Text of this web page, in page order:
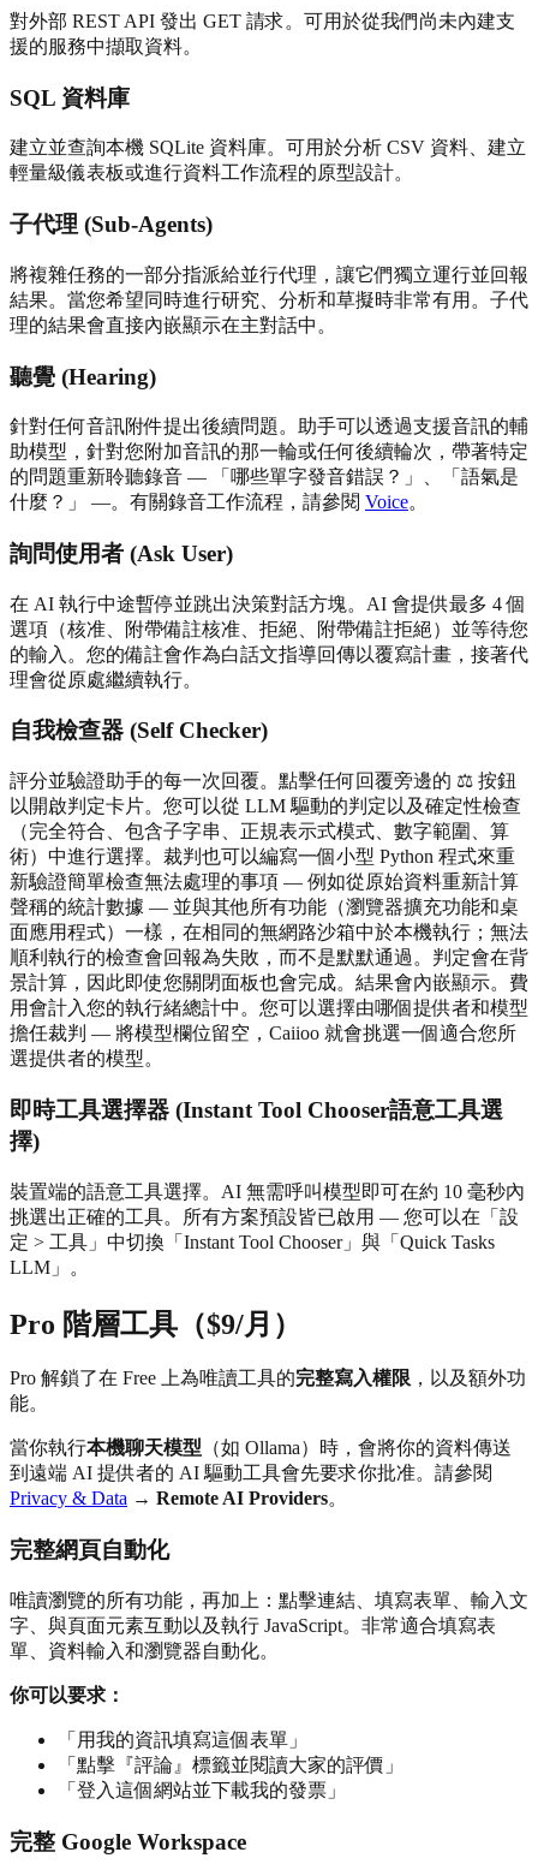
對外部 REST API 發出 GET 請求。可用於從我們尚未內建支
援的服務中擷取資料。
SQL 資料庫
建立並查詢本機 SQLite 資料庫。可用於分析 CSV 資料、建立
輕量級儀表板或進行資料工作流程的原型設計。
子代理 (Sub-Agents)
將複雜任務的一部分指派給並行代理，讓它們獨立運行並回報
結果。當您希望同時進行研究、分析和草擬時非常有用。子代
理的結果會直接內嵌顯示在主對話中。
聽覺 (Hearing)
針對任何音訊附件提出後續問題。助手可以透過支援音訊的輔
助模型，針對您附加音訊的那一輪或任何後續輪次，帶著特定
的問題重新聆聽錄音 — 「哪些單字發音錯誤？」、「語氣是
什麼？」 —。有關錄音工作流程，請參閱 Voice。
詢問使用者 (Ask User)
在 AI 執行中途暫停並跳出決策對話方塊。AI 會提供最多 4 個
選項（核准、附帶備註核准、拒絕、附帶備註拒絕）並等待您
的輸入。您的備註會作為白話文指導回傳以覆寫計畫，接著代
理會從原處繼續執行。
自我檢查器 (Self Checker)
評分並驗證助手的每一次回覆。點擊任何回覆旁邊的 ⚖ 按鈕
以開啟判定卡片。您可以從 LLM 驅動的判定以及確定性檢查
（完全符合、包含子字串、正規表示式模式、數字範圍、算
術）中進行選擇。裁判也可以編寫一個小型 Python 程式來重
新驗證簡單檢查無法處理的事項 — 例如從原始資料重新計算
聲稱的統計數據 — 並與其他所有功能（瀏覽器擴充功能和桌
面應用程式）一樣，在相同的無網路沙箱中於本機執行；無法
順利執行的檢查會回報為失敗，而不是默默通過。判定會在背
景計算，因此即使您關閉面板也會完成。結果會內嵌顯示。費
用會計入您的執行緒總計中。您可以選擇由哪個提供者和模型
擔任裁判 — 將模型欄位留空，Caiioo 就會挑選一個適合您所
選提供者的模型。
即時工具選擇器 (Instant Tool Chooser語意工具選
擇)
裝置端的語意工具選擇。AI 無需呼叫模型即可在約 10 毫秒內
挑選出正確的工具。所有方案預設皆已啟用 — 您可以在「設
定 > 工具」中切換「Instant Tool Chooser」與「Quick Tasks
LLM」。
Pro 階層工具（$9/月）
Pro 解鎖了在 Free 上為唯讀工具的完整寫入權限 ，以及額外功
能。
當你執行本機聊天模型 （如 Ollama）時，會將你的資料傳送
到遠端 AI 提供者的 AI 驅動工具會先要求你批准。請參閱
Privacy & Data → Remote AI Providers。
完整網頁自動化
唯讀瀏覽的所有功能，再加上：點擊連結、填寫表單、輸入文
字、與頁面元素互動以及執行 JavaScript。非常適合填寫表
單、資料輸入和瀏覽器自動化。
你可以要求：
「用我的資訊填寫這個表單」
「點擊『評論』標籤並閱讀大家的評價」
「登入這個網站並下載我的發票」
完整 Google Workspace